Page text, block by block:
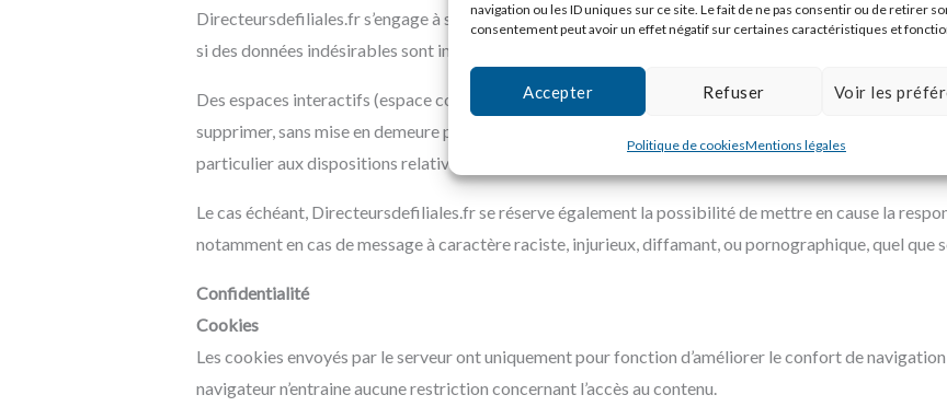
navigation ou les ID uniques sur ce site. Le fait de ne pas consentir ou de retirer
consentement peut avoir un effet négatif sur certaines caractéristiques et
Accepter Refuser Voir les
Politique de cookiesMentions légales
Directeursdefiliales.fr s’engage à sécuriser au mieux le site www.directeursdefiliales.fr. Cependant
si des données indésirables sont importées et installées sur son site à son insu.
Des espaces interactifs (espace contact ou commentaires) sont à la disposition des utilisateurs.
supprimer, sans mise en demeure préalable, tout contenu déposé dans cet espace qui
particulier aux dispositions relatives à la protection des données.
Le cas échéant, Directeursdefiliales.fr se réserve également la possibilité de mettre en cause la
notamment en cas de message à caractère raciste, injurieux, diffamant, ou pornographique, quel
Confidentialité
Cookies
Les cookies envoyés par le serveur ont uniquement pour fonction d’améliorer le confort de
navigateur n’entraine aucune restriction concernant l’accès au contenu.